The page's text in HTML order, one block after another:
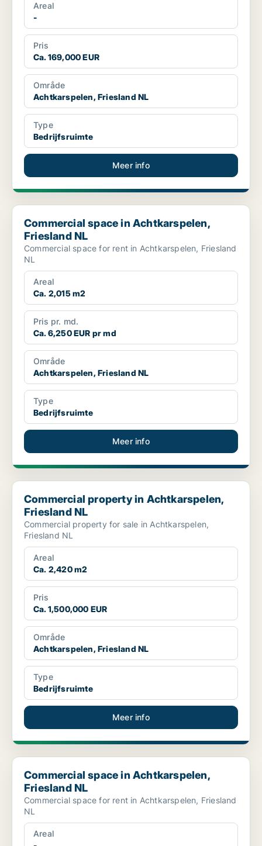
Areal
-
Pris
Ca. 169,000 EUR
Område
Achtkarspelen, Friesland NL
Type
Bedrijfsruimte
Meer info
Commercial space in Achtkarspelen, Friesland NL
Commercial space in Achtkarspelen,
Friesland NL
Commercial space for rent in Achtkarspelen, Friesland
NL
Areal
Ca. 2,015 m2
Pris pr. md.
Ca. 6,250 EUR pr md
Område
Achtkarspelen, Friesland NL
Type
Bedrijfsruimte
Meer info
Commercial property in Achtkarspelen, Friesland NL
Commercial property in Achtkarspelen,
Friesland NL
Commercial property for sale in Achtkarspelen,
Friesland NL
Areal
Ca. 2,420 m2
Pris
Ca. 1,500,000 EUR
Område
Achtkarspelen, Friesland NL
Type
Bedrijfsruimte
Meer info
Commercial space in Achtkarspelen, Friesland NL
Commercial space in Achtkarspelen,
Friesland NL
Commercial space for rent in Achtkarspelen, Friesland
NL
Areal